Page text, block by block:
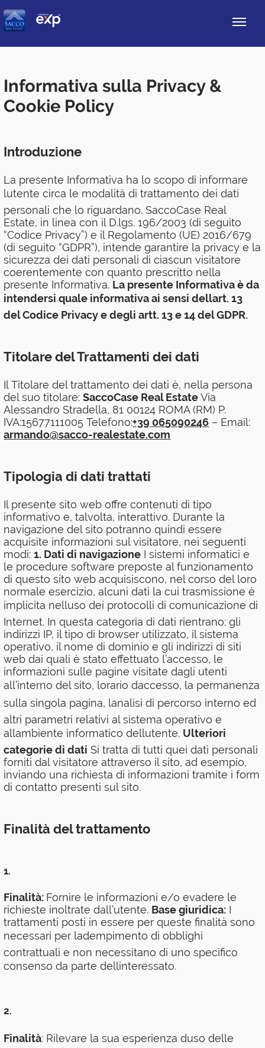
Informativa sulla Privacy &
Cookie Policy
Introduzione
La presente Informativa ha lo scopo di informare
lutente circa le modalità di trattamento dei dati
personali che lo riguardano. SaccoCase Real
Estate, in linea con il D.lgs. 196/2003 (di seguito
“Codice Privacy”) e il Regolamento (UE) 2016/679
(di seguito “GDPR”), intende garantire la privacy e la
sicurezza dei dati personali di ciascun visitatore
coerentemente con quanto prescritto nella
presente Informativa. La presente Informativa è da
intendersi quale informativa ai sensi dellart. 13
del Codice Privacy e degli artt. 13 e 14 del GDPR.
Titolare del Trattamenti dei dati
Il Titolare del trattamento dei dati è, nella persona
del suo titolare:SaccoCase Real EstateVia
Alessandro Stradella, 81 00124 ROMA (RM) P.
IVA:15677111005 Telefono:+39 065090246 – Email:
armando@sacco-realestate.com
Tipologia di dati trattati
Il presente sito web offre contenuti di tipo
informativo e, talvolta, interattivo. Durante la
navigazione del sito potranno quindi essere
acquisite informazioni sul visitatore, nei seguenti
modi:1. Dati di navigazione I sistemi informatici e
le procedure software preposte al funzionamento
di questo sito web acquisiscono, nel corso del loro
normale esercizio, alcuni dati la cui trasmissione è
implicita nelluso dei protocolli di comunicazione di
Internet. In questa categoria di dati rientrano: gli
indirizzi IP, il tipo di browser utilizzato, il sistema
operativo, il nome di dominio e gli indirizzi di siti
web dai quali è stato effettuato l’accesso, le
informazioni sulle pagine visitate dagli utenti
all’interno del sito, lorario daccesso, la permanenza
sulla singola pagina, lanalisi di percorso interno ed
altri parametri relativi al sistema operativo e
allambiente informatico dellutente. Ulteriori
categorie di dati Si tratta di tutti quei dati personali
forniti dal visitatore attraverso il sito, ad esempio,
inviando una richiesta di informazioni tramite i form
di contatto presenti sul sito.
Finalità del trattamento
1.
Finalità: Fornire le informazioni e/o evadere le
richieste inoltrate dall’utente. Base giuridica: I
trattamenti posti in essere per queste finalità sono
necessari per ladempimento di obblighi
contrattuali e non necessitano di uno specifico
consenso da parte dellinteressato.
2.
Finalità: Rilevare la sua esperienza duso delle